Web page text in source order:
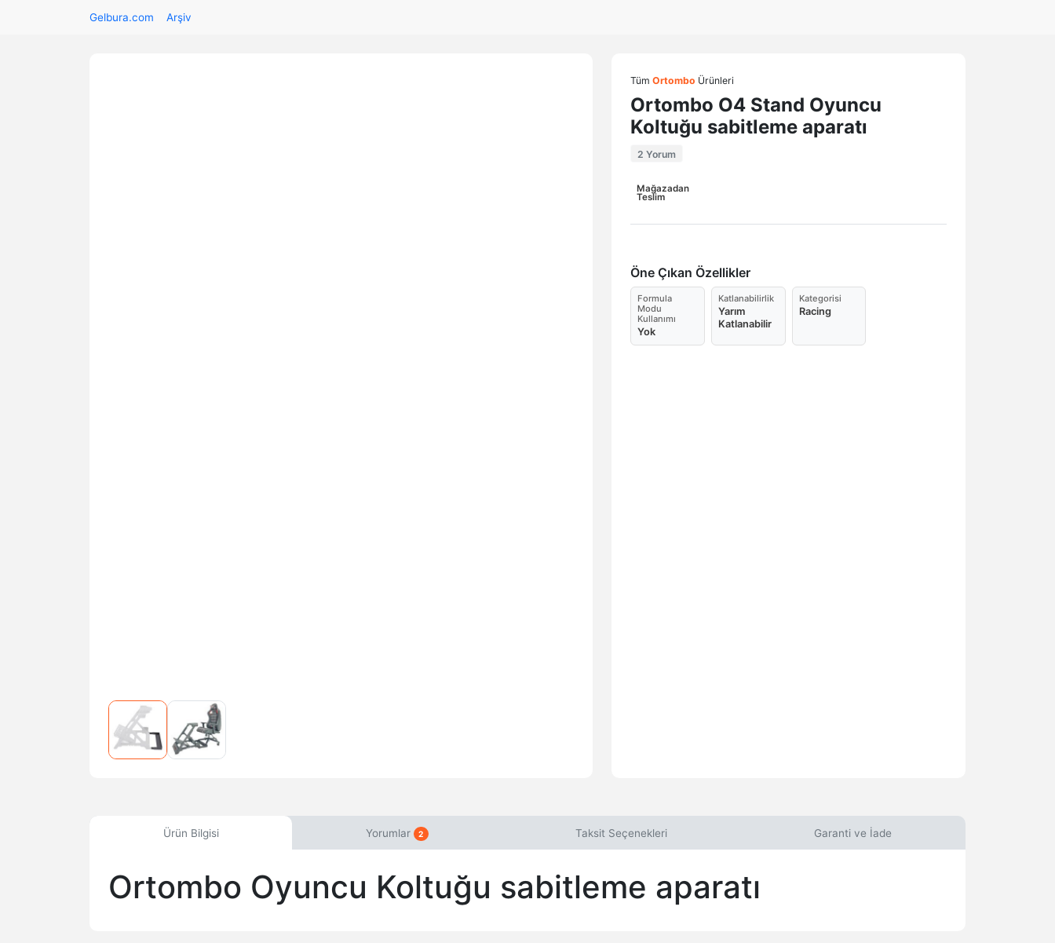
Gelbura.com Arşiv
Tüm Ortombo Ürünleri
Ortombo O4 Stand Oyuncu
Koltuğu sabitleme aparatı
2 Yorum
Mağazadan
Teslim
Öne Çıkan Özellikler
Formula
Modu
Kullanımı
Yok
Katlanabilirlik
Yarım
Katlanabilir
Kategorisi
Racing
Ürün Bilgisi Yorumlar 2 Taksit Seçenekleri Garanti ve İade
Ortombo Oyuncu Koltuğu sabitleme aparatı